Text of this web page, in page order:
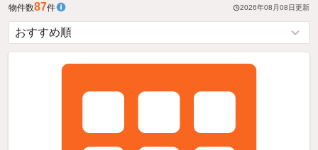
物件数87件 2026年08月08日更新